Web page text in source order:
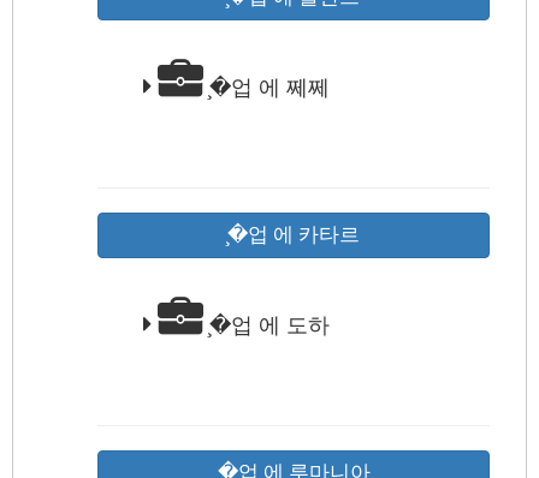
̧�업 에 쩨쩨
̧�업 에 카타르
̧�업 에 도하
̧�업 에 루마니아